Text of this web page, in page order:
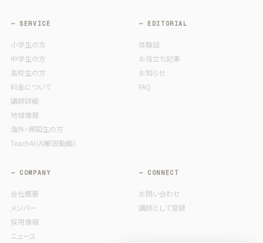
— SERVICE
小学生の方
中学生の方
高校生の方
料金について
講師詳細
地域情報
海外・帰国生の方
TeachAI（AI解説動画）
— EDITORIAL
体験談
お役立ち記事
お知らせ
FAQ
— COMPANY
会社概要
メンバー
採用情報
ニュース
— CONNECT
お問い合わせ
講師として登録